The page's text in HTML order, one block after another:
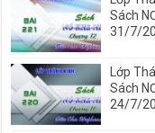
Sách
31/7/
Lớp
Sách
24/7/